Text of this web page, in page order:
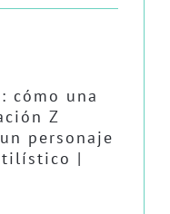
cómo una
Z
personaje
|